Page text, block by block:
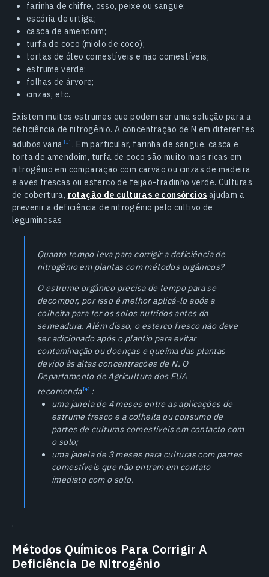
farinha de chifre, osso, peixe ou sangue;
escória de urtiga;
casca de amendoim;
turfa de coco (miolo de coco);
tortas de óleo comestíveis e não comestíveis;
estrume verde;
folhas de árvore;
cinzas, etc.
Existem muitos estrumes que podem ser uma solução para a
deficiência de nitrogênio. A concentração de N em diferentes
adubos varia
. Em particular, farinha de sangue, casca e
torta de amendoim, turfa de coco são muito mais ricas em
nitrogênio em comparação com carvão ou cinzas de madeira
e aves frescas ou esterco de feijão-fradinho verde. Culturas
de cobertura, rotação de culturas e consórcios ajudam a
prevenir a deficiência de nitrogênio pelo cultivo de
leguminosas
Quanto tempo leva para corrigir a deficiência de
nitrogênio em plantas com métodos orgânicos?
O estrume orgânico precisa de tempo para se
decompor, por isso é melhor aplicá-lo após a
colheita para ter os solos nutridos antes da
semeadura. Além disso, o esterco fresco não deve
ser adicionado após o plantio para evitar
contaminação ou doenças e queima das plantas
devido às altas concentrações de N. O
Departamento de Agricultura dos EUA
recomenda
:
uma janela de 4 meses entre as aplicações de
estrume fresco e a colheita ou consumo de
partes de culturas comestíveis em contacto com
o solo;
uma janela de 3 meses para culturas com partes
comestíveis que não entram em contato
imediato com o solo.
.
Métodos Químicos Para Corrigir A
Deficiência De Nitrogênio